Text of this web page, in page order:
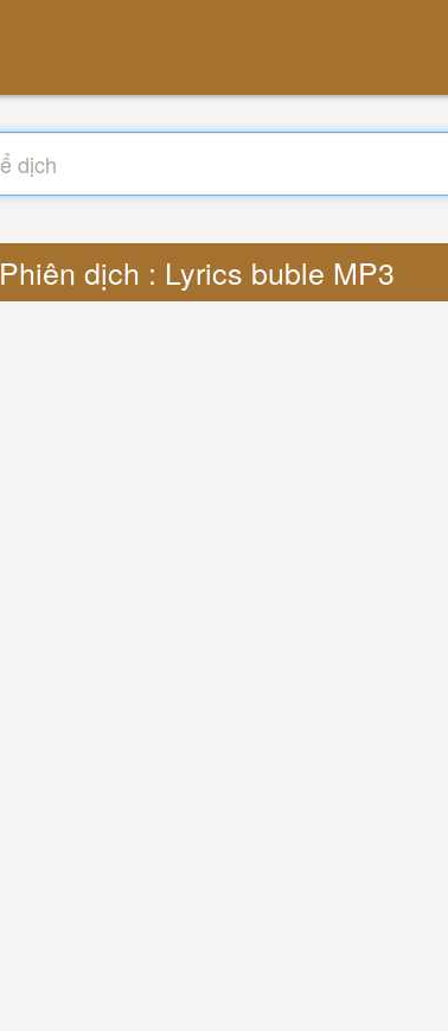
Phiên dịch : Lyrics buble MP3